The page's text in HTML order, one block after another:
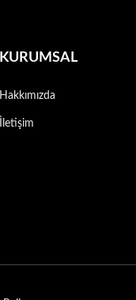
KURUMSAL
Hakkımızda
İletişim